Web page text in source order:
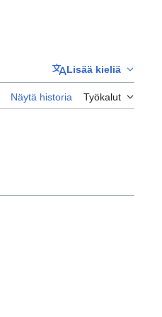
Lisää kieliä
Näytä historia Työkalut